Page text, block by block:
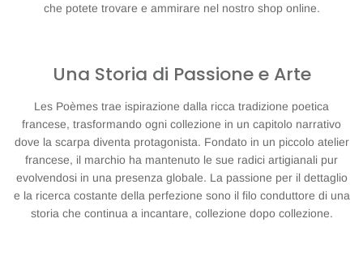
che potete trovare e ammirare nel nostro shop online.
Una Storia di Passione e Arte
Les Poèmes trae ispirazione dalla ricca tradizione poetica
francese, trasformando ogni collezione in un capitolo narrativo
dove la scarpa diventa protagonista. Fondato in un piccolo atelier
francese, il marchio ha mantenuto le sue radici artigianali pur
evolvendosi in una presenza globale. La passione per il dettaglio
e la ricerca costante della perfezione sono il filo conduttore di una
storia che continua a incantare, collezione dopo collezione.